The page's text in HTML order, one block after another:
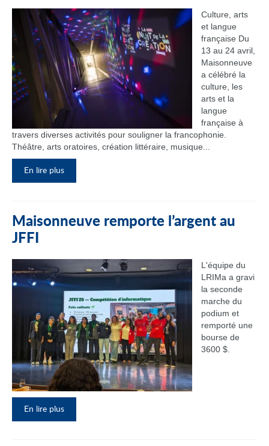
Culture, arts
et langue
française Du
13 au 24 avril,
Maisonneuve
a célébré la
culture, les
arts et la
langue
française à
travers diverses activités pour souligner la francophonie.
Théâtre, arts oratoires, création littéraire, musique...
En lire plus
Maisonneuve remporte l’argent au
JFFI
L'équipe du
LRIMa a gravi
la seconde
marche du
podium et
remporté une
bourse de
3600 $.
En lire plus